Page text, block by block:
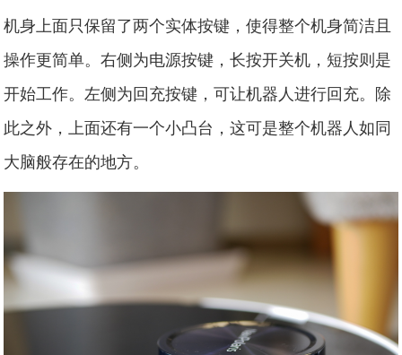
机身上面只保留了两个实体按键，使得整个机身简洁且
操作更简单。右侧为电源按键，长按开关机，短按则是
开始工作。左侧为回充按键，可让机器人进行回充。除
此之外，上面还有一个小凸台，这可是整个机器人如同
大脑般存在的地方。